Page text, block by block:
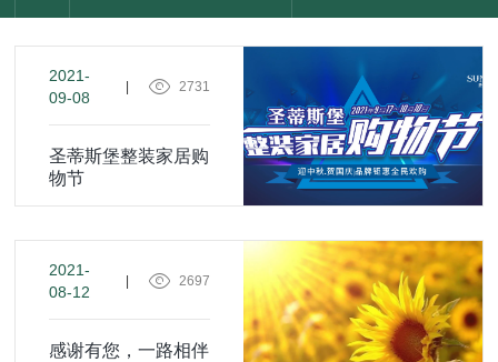
2021-
09-08
2731
圣蒂斯堡整装家居购
物节
2021-
08-12
2697
感谢有您，一路相伴